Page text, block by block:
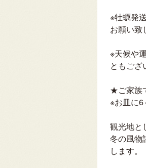
※牡蠣発
お願い致
※天候や
ともござ
★ご家族
※お皿に
観光地と
冬の風物
します。